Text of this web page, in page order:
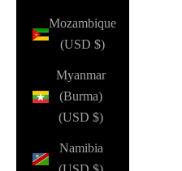
Mozambique
(USD $)
Myanmar
(Burma)
(USD $)
Namibia